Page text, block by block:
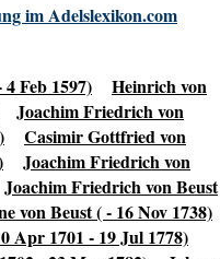
im Adelslexikon.com
Feb 1597)
Heinrich von
Joachim Friedrich von
Casimir Gottfried von
Joachim Friedrich von
Joachim Friedrich von Beust
von Beust ( - 16 Nov 1738)
Apr 1701 - 19 Jul 1778)